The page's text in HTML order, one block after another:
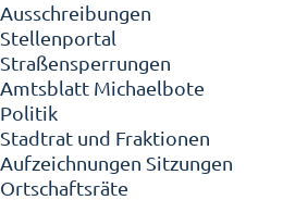
Ausschreibungen
Stellenportal
Straßensperrungen
Amtsblatt Michaelbote
Politik
Stadtrat und Fraktionen
Aufzeichnungen Sitzungen
Ortschaftsräte